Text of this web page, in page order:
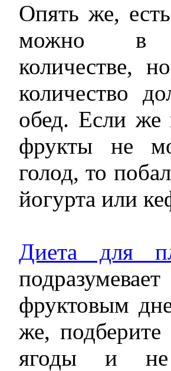
Опять же,
можно в
количестве,
количество
обед. Если же
фрукты не
голод, то
йогурта или
Диета для
фруктовым
же,
ягоды и не